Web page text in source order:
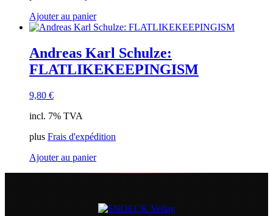
Ajouter au panier
Andreas Karl Schulze:
FLATLIKEKEEPINGISM
9,80 €
incl. 7% TVA
plus Frais d'expédition
Ajouter au panier